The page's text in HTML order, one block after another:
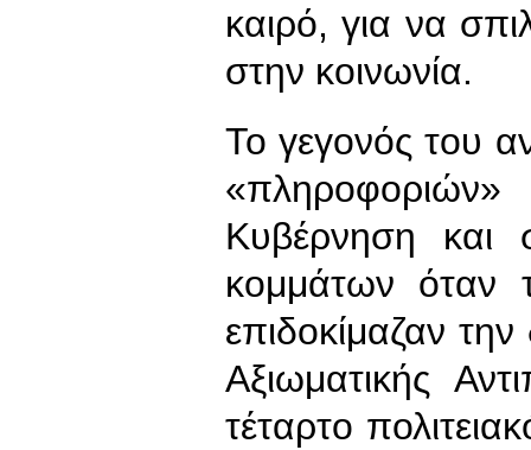
καιρό, για να
στην κοινωνία.
Το γεγονός του
Κυβέρνηση και
κομμάτων όταν
επιδοκίμαζαν
Αξιωματικής
τέταρτο